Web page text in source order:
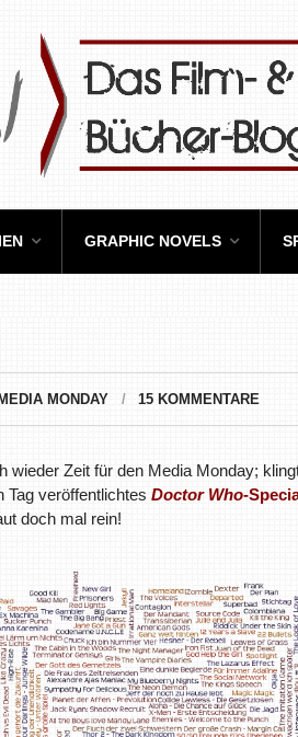
GRAPHIC NOVELS
MEDIA MONDAY 15 KOMMENTARE
wieder Zeit für den Media Monday;
Tag veröffentlichtes Doctor Who-
doch mal rein!